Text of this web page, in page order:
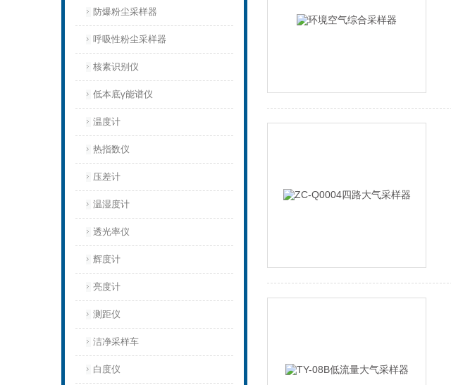
防爆粉尘采样器
呼吸性粉尘采样器
核素识别仪
低本底γ能谱仪
温度计
热指数仪
压差计
温湿度计
透光率仪
辉度计
亮度计
测距仪
洁净采样车
白度仪